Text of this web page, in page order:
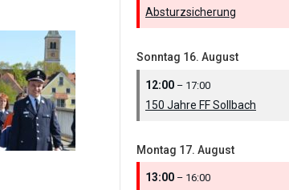
Absturzsicherung
Sonntag 16. August
12:00 – 17:00
150 Jahre FF Sollbach
Montag 17. August
13:00 – 16:00